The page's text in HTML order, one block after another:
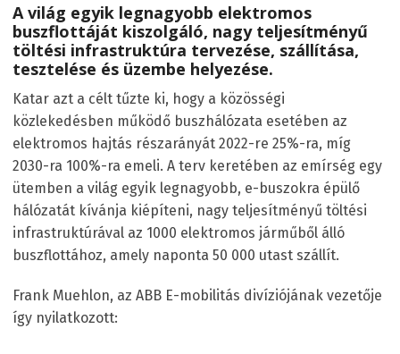
A világ egyik legnagyobb elektromos
buszflottáját kiszolgáló, nagy teljesítményű
töltési infrastruktúra tervezése, szállítása,
tesztelése és üzembe helyezése.
Katar azt a célt tűzte ki, hogy a közösségi
közlekedésben működő buszhálózata esetében az
elektromos hajtás részarányát 2022-re 25%-ra, míg
2030-ra 100%-ra emeli. A terv keretében az emírség egy
ütemben a világ egyik legnagyobb, e-buszokra épülő
hálózatát kívánja kiépíteni, nagy teljesítményű töltési
infrastruktúrával az 1000 elektromos járműből álló
buszflottához, amely naponta 50 000 utast szállít.
Frank Muehlon, az ABB E-mobilitás divíziójának vezetője
így nyilatkozott: